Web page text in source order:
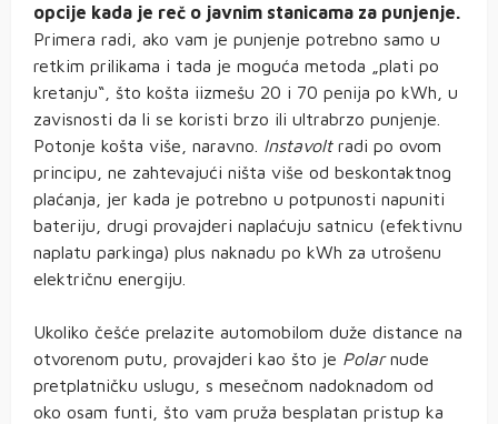
opcije kada je reč o javnim stanicama za punjenje.
Primera radi, ako vam je punjenje potrebno samo u
retkim prilikama i tada je moguća metoda „plati po
kretanju“, što košta iizmešu 20 i 70 penija po kWh, u
zavisnosti da li se koristi brzo ili ultrabrzo punjenje.
Potonje košta više, naravno. Instavoltradi po ovom
principu, ne zahtevajući ništa više od beskontaktnog
plaćanja, jer kada je potrebno u potpunosti napuniti
bateriju, drugi provajderi naplaćuju satnicu (efektivnu
naplatu parkinga) plus naknadu po kWh za utrošenu
električnu energiju.
Ukoliko češće prelazite automobilom duže distance na
otvorenom putu, provajderi kao što je Polarnude
pretplatničku uslugu, s mesečnom nadoknadom od
oko osam funti, što vam pruža besplatan pristup ka